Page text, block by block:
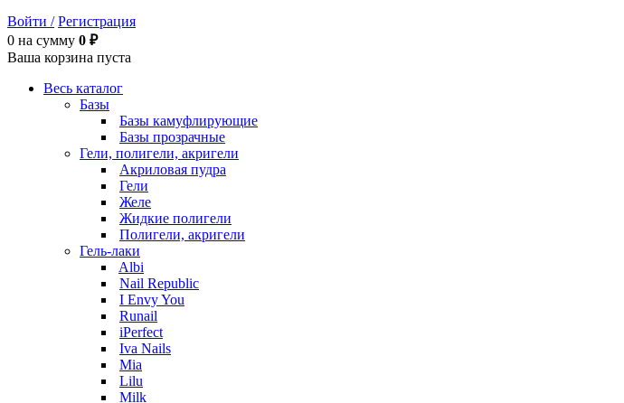
Войти / Регистрация
0 на сумму 0 ₽
Ваша корзина пуста
Весь каталог
Базы
Базы камуфлирующие
Базы прозрачные
Гели, полигели, акригели
Акриловая пудра
Гели
Желе
Жидкие полигели
Полигели, акригели
Гель-лаки
Albi
Nail Republic
I Envy You
Runail
iPerfect
Iva Nails
Mia
Lilu
Milk